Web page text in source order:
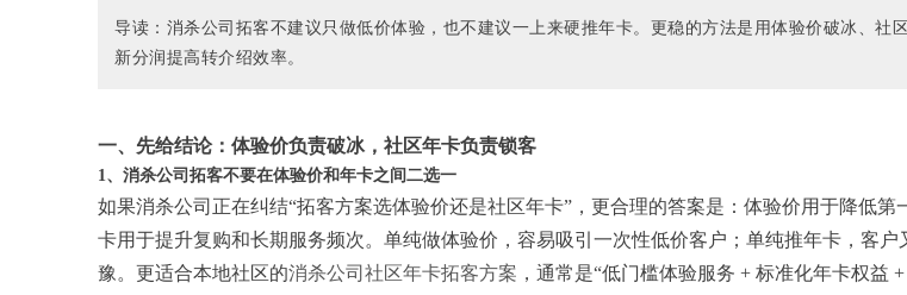
导读：消杀公司拓客不建议只做低价体验，也不建议一上来硬推年卡。更稳的方法是用体验价破冰、社
新分润提高转介绍效率。
一、先给结论：体验价负责破冰，社区年卡负责锁客
1、消杀公司拓客不要在体验价和年卡之间二选一
如果消杀公司正在纠结“拓客方案选体验价还是社区年卡”，更合理的答案是：体验价用于降低第
卡用于提升复购和长期服务频次。单纯做体验价，容易吸引一次性低价客户；单纯推年卡，客户
豫。更适合本地社区的消杀公司社区年卡拓客方案 ，通常是“低门槛体验服务 + 标准化年卡权益